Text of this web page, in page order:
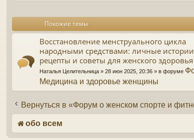
Похожие темы
Восстановление менструального цикла
народными средствами: личные
рецепты и советы для женского здоровья
Наталья Целительница » 28 июн 2025, 20:36 » в форуме
Медицина и здоровье женщины
Вернуться в «Форум о женском спорте и
обо всем